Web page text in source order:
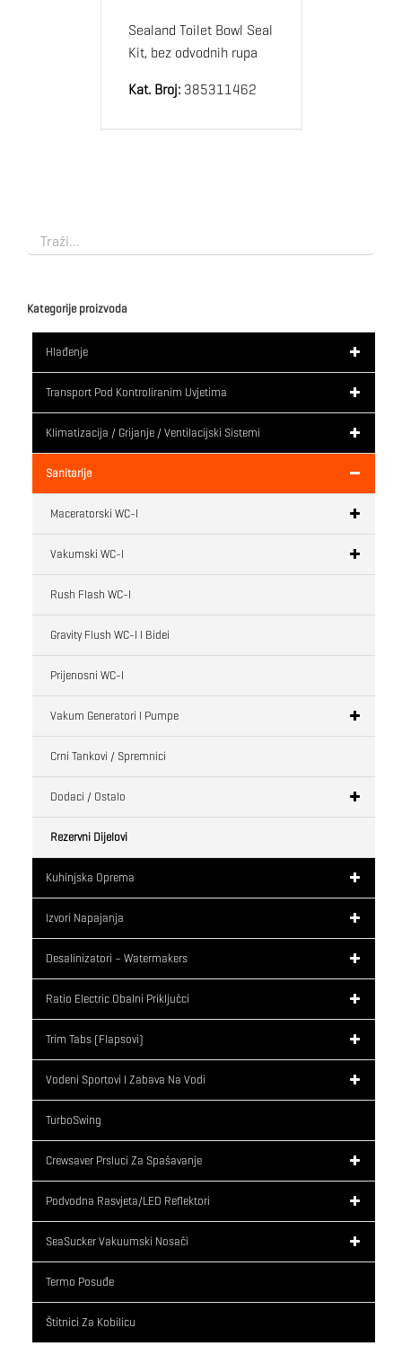
Sealand Toilet Bowl Seal
Kit, bez odvodnih rupa
Kat. Broj:385311462
Kategorije proizvoda
Hlađenje
Transport Pod Kontroliranim Uvjetima
Klimatizacija / Grijanje / Ventilacijski Sistemi
Sanitarije
Maceratorski WC-I
Vakumski WC-I
Rush Flash WC-I
Gravity Flush WC-I I Bidei
Prijenosni WC-I
Vakum Generatori I Pumpe
Crni Tankovi / Spremnici
Dodaci / Ostalo
Rezervni Dijelovi
Kuhinjska Oprema
Izvori Napajanja
Desalinizatori – Watermakers
Ratio Electric Obalni Priključci
Trim Tabs (flapsovi)
Vodeni Sportovi I Zabava Na Vodi
TurboSwing
Crewsaver Prsluci Za Spašavanje
Podvodna Rasvjeta/LED Reflektori
SeaSucker Vakuumski Nosači
Termo Posuđe
Štitnici Za Kobilicu